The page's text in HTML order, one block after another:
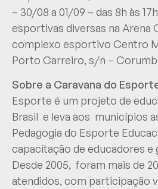
– 30/08 a 01/09 – das 8h às
esportivas diversas na Arena
complexo esportivo Centro
Porto Carreiro, s/n –
Sobre a Caravana do
Esporte é um projeto de
Brasil e leva aos municípios
Pedagogia do Esporte
capacitação de educadores
Desde 2005, foram mais de
atendidos, com participação